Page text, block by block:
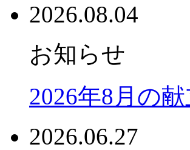
2026.08.04
お知らせ
2026年8月の
2026.06.27